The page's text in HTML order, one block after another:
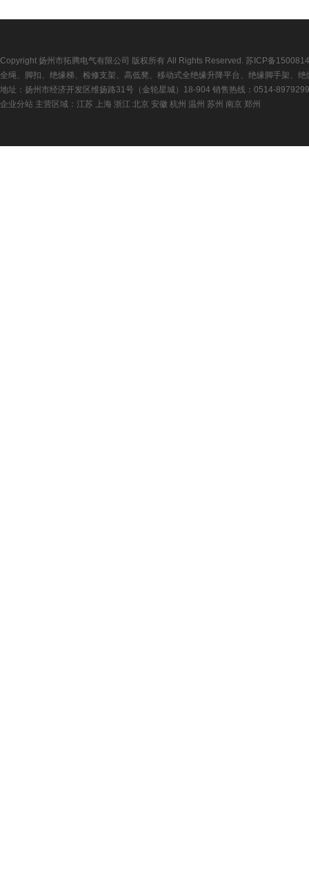
Copyright 扬州市拓腾电气有限公司 版权所有 All Rights Reserved. 苏ICP备
全绳、脚扣、绝缘梯、检修支架、高低凳、移动式全绝缘升降平台、绝缘脚手架、
地址：扬州市经济开发区维扬路31号（金轮星城）18-904 销售热线：0514-
企业分站 主营区域： 江苏 上海 浙江 北京 安徽 杭州 温州 苏州 南京 郑州